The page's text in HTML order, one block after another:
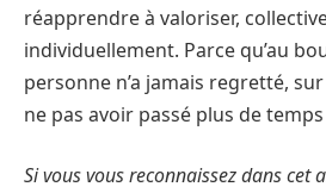
réapprendre à valoriser,
individuellement. Parce qu’au
personne n’a jamais regretté,
ne pas avoir passé plus de
Si vous vous reconnaissez dans cet